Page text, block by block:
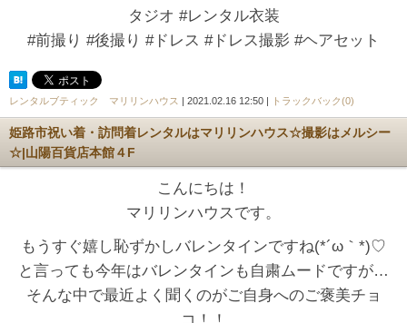
タジオ #レンタル衣装
#前撮り #後撮り #ドレス #ドレス撮影 #ヘアセット
レンタルブティック マリリンハウス | 2021.02.16 12:50 | トラックバック(0)
姫路市祝い着・訪問着レンタルはマリリンハウス☆撮影はメルシー
☆|山陽百貨店本館４F
こんにちは！
マリリンハウスです。
もうすぐ嬉し恥ずかしバレンタインですね(*´ω｀*)♡
と言っても今年はバレンタインも自粛ムードですが…
そんな中で最近よく聞くのがご自身へのご褒美チョ